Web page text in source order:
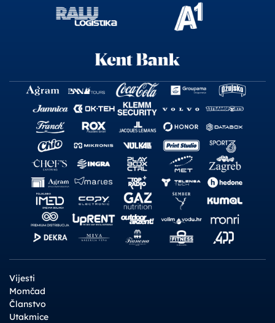
Vijesti
Momčad
Članstvo
Utakmice